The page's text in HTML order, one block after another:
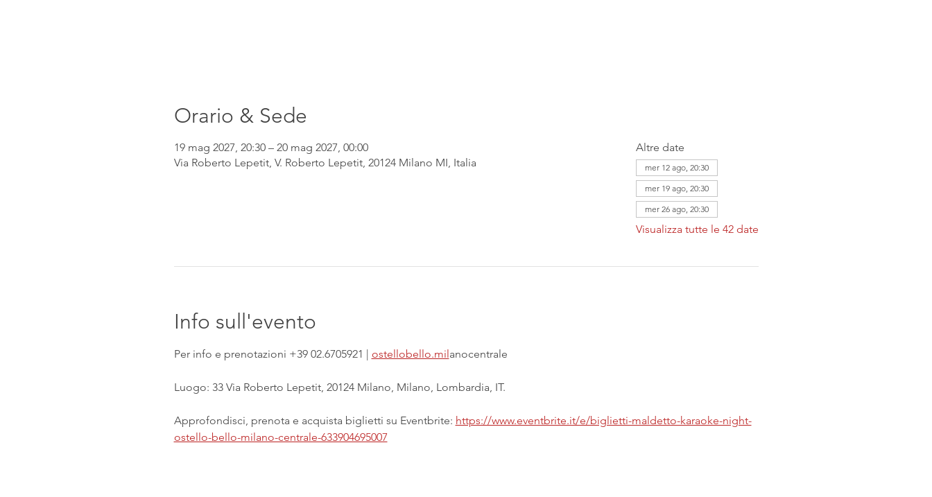
Orario & Sede
19 mag 2027, 20:30 – 20 mag 2027, 00:00
Via Roberto Lepetit, V. Roberto Lepetit, 20124 Milano MI, Italia
Altre date
mer 12 ago, 20:30
mer 19 ago, 20:30
mer 26 ago, 20:30
Visualizza tutte le 42 date
Info sull'evento
Per info e prenotazioni +39 02.6705921 | ostellobello.milanocentrale
Luogo: 33 Via Roberto Lepetit, 20124 Milano, Milano, Lombardia, IT.
Approfondisci, prenota e acquista biglietti su Eventbrite: https://www.eventbrite.it/e/biglietti-maldetto-karaoke-night-
ostello-bello-milano-centrale-633904695007